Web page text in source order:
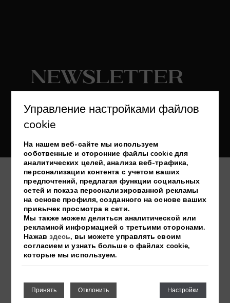
Newsletter
Получайте последние новости и
My booking
Разработано
Правовая информация
Политика Cookies
Политика конфиденциальности
Управление настройками файлов
cookie
На нашем веб-сайте мы используем
собственные и сторонние файлы cookie для
аналитических целей, анализа веб-трафика,
персонализации контента с учетом ваших
предпочтений, предлагая функции социальных
сетей и показа персонализированной рекламы
на основе профиля, созданного на основе ваших
привычек просмотра в сети.
Мы также можем делиться аналитической или
рекламной информацией с третьими сторонами.
Нажав здесь, вы можете управлять своим
согласием и узнать больше о файлах cookie,
которые мы используем.
Принять Hастройки
Отклонить